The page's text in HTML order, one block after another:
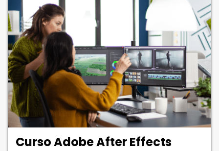
Curso Adobe After Effects